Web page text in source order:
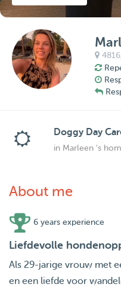
Doggy Day
in Marleen 's
About me
6 years experience
Liefdevolle
Als 29-jarige vrouw met
en een liefde voor